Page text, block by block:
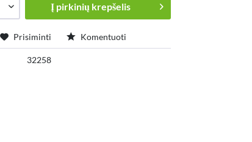
Į pirkinių krepšelis
Prisiminti Komentuoti
32258